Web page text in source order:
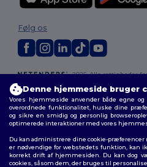
2026. Alle rettigheder
Vilkår og Betingelser|Tilpasset politik
cookies
Sitemap
Følg os
Denne hjemmeside bruger
Vores hjemmeside anvender både egne
overordnede funktionalitet, huske dine
og sikre en smidig og personlig
optimerede interaktioner med vores
Du kan administrere dine cookie-præferencer
er nødvendige for webstedets funktion, kan
korrekt drift af hjemmesiden. Du kan dog
cookies, såsom dem, der bruges til